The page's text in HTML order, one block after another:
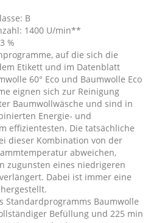
B
1400 U/min**
%
auf die sich die
Etikett und im Datenblatt
60° Eco und Baumwolle Eco
eignen sich zur Reinigung
Baumwollwäsche und sind in
Energie- und
effizientesten. Die tatsächliche
dieser Kombination von der
abweichen,
zugunsten eines niedrigeren
Dabei ist immer eine
Standardprogramms Baumwolle
Befüllung und 225 min